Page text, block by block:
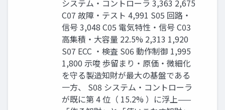
システム・コントローラ 3,363 2,675
C07 故障・テスト 4,991 S05 回路・
信号 3,048 C05 電気特性・信号 C03
高集積・大容量 22.5% 2,313 1,920
S07 ECC ・検査 S06 動作制御 1,995
1,800 示唆 歩留まり・原価・微細化
を守る製造知財が最大の基盤である
一方、 S08 システム・コントローラ
が既に第 4 位（ 15.2% ）に浮上——